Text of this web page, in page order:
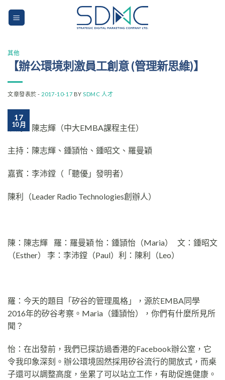
其他
【辦公環境刺激員工創意 (管理新思維)】
文章發表於 - 2017-10-17 BY SDMC 人才
17
10 月
統籌：陳志輝（中大EMBA課程主任）
主持：陳志輝、鍾頴怡、鍾昭文、羅曼穎
嘉賓：李沛鏜（「聽優」發明者）
陳利（Leader Radio Technologies創辦人）
陳：陳志輝 羅：羅曼穎 怡：鍾頴怡（Maria） 文：鍾昭文
（Esther） 李：李沛鏜（Paul）利：陳利（Leo）
羅：今天的題目「矽谷的管理風格」，源於EMBA同學
2016年的矽谷考察。Maria（鍾頴怡），你們有什麼所見所
聞？
怡：在出發前，我們已探訪過香港的Facebook辦公室，它
令我印象深刻。辦公環境固然採用矽谷流行的開放式，而桌
子還可以調整高度，坐累了可以站立工作，有助促進健康。